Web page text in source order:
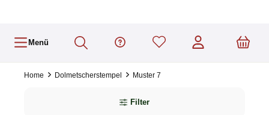
Menü
Home Dolmetscherstempel Muster 7
Filter